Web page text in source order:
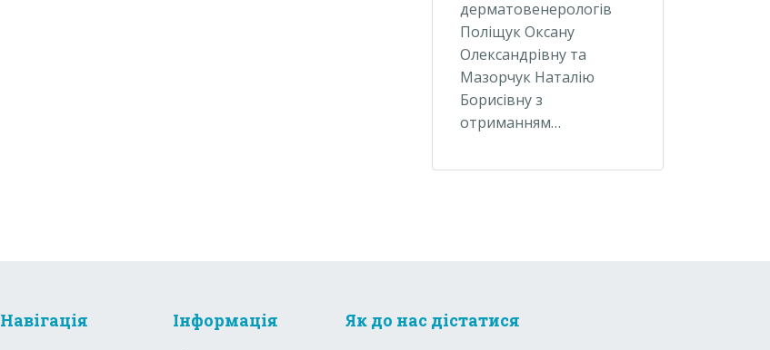
дерматовенерологів
Поліщук Оксану
Олександрівну та
Мазорчук Наталію
Борисівну з
отриманням…
Навігація Інформація Як до нас дістатися